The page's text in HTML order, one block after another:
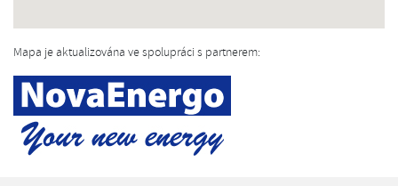
Mapa je aktualizována ve spolupráci s partnerem: